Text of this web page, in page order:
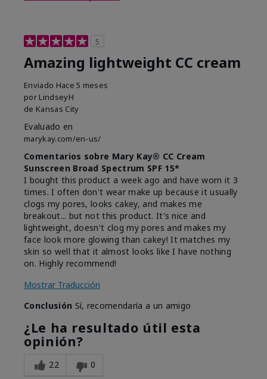
5
Amazing lightweight CC cream
Enviado Hace 5 meses
por LindseyH
de Kansas City
Evaluado en
marykay.com/en-us/
Comentarios sobre Mary Kay® CC Cream
Sunscreen Broad Spectrum SPF 15*
I bought this product a week ago and have worn it 3
times. I often don't wear make up because it usually
clogs my pores, looks cakey, and makes me
breakout... but not this product. It's nice and
lightweight, doesn't clog my pores and makes my
face look more glowing than cakey! It matches my
skin so well that it almost looks like I have nothing
on. Highly recommend!
Mostrar Traducción
Conclusión Sí, recomendaría a un amigo
¿Le ha resultado útil esta
opinión?
22 0